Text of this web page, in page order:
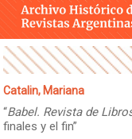
INTEGRANTES
AHIRA EN LOS
CONTACTO
Catalin, Mariana
“Babel. Revista de
finales y el fin”